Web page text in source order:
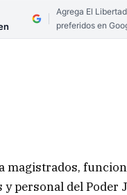
Agrega El
preferidos en
magistrados,
y personal del Poder